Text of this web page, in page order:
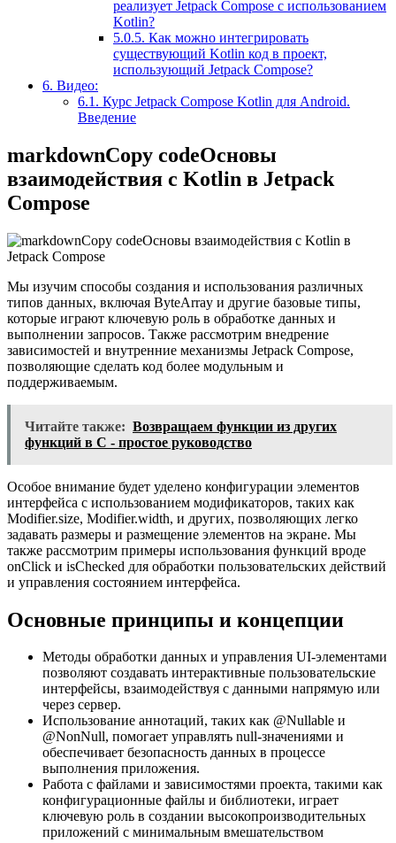
реализует Jetpack Compose с использованием
Kotlin?
5.0.5. Как можно интегрировать
существующий Kotlin код в проект,
использующий Jetpack Compose?
6. Видео:
6.1. Курс Jetpack Compose Kotlin для Android.
Введение
markdownCopy codeОсновы
взаимодействия с Kotlin в Jetpack
Compose
Мы изучим способы создания и использования различных
типов данных, включая ByteArray и другие базовые типы,
которые играют ключевую роль в обработке данных и
выполнении запросов. Также рассмотрим внедрение
зависимостей и внутренние механизмы Jetpack Compose,
позволяющие сделать код более модульным и
поддерживаемым.
Читайте также: Возвращаем функции из других
функций в C - простое руководство
Особое внимание будет уделено конфигурации элементов
интерфейса с использованием модификаторов, таких как
Modifier.size, Modifier.width, и других, позволяющих легко
задавать размеры и размещение элементов на экране. Мы
также рассмотрим примеры использования функций вроде
onClick и isChecked для обработки пользовательских действий
и управления состоянием интерфейса.
Основные принципы и концепции
Методы обработки данных и управления UI-элементами
позволяют создавать интерактивные пользовательские
интерфейсы, взаимодействуя с данными напрямую или
через сервер.
Использование аннотаций, таких как @Nullable и
@NonNull, помогает управлять null-значениями и
обеспечивает безопасность данных в процессе
выполнения приложения.
Работа с файлами и зависимостями проекта, такими как
конфигурационные файлы и библиотеки, играет
ключевую роль в создании высокопроизводительных
приложений с минимальным вмешательством